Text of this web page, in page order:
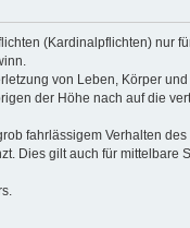
(Kardinalpflichten) nur
von Leben, Körper
der Höhe nach auf die
fahrlässigem Verhalten
Dies gilt auch für mittelbare